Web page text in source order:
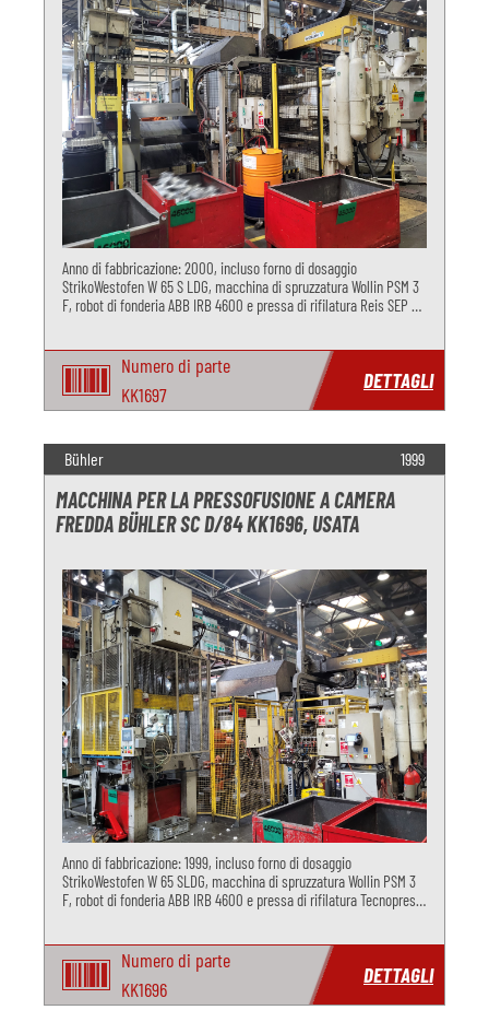
Anno di fabbricazione: 2000, incluso forno di dosaggio
StrikoWestofen W 65 S LDG, macchina di spruzzatura Wollin PSM 3
F, robot di fonderia ABB IRB 4600 e pressa di rifilatura Reis SEP 9-
Numero di parte
KK1697
DETTAGLI
Bühler 1999
MACCHINA PER LA PRESSOFUSIONE A CAMERA
FREDDA BÜHLER SC D/84 KK1696, USATA
Anno di fabbricazione: 1999, incluso forno di dosaggio
StrikoWestofen W 65 SLDG, macchina di spruzzatura Wollin PSM 3
F, robot di fonderia ABB IRB 4600 e pressa di rifilatura Tecnopres
Numero di parte
KK1696
DETTAGLI